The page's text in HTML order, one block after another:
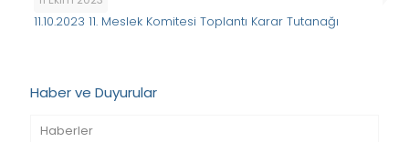
11.10.2023 11. Meslek Komitesi Toplantı Karar Tutanağı
Haber ve Duyurular
Haberler